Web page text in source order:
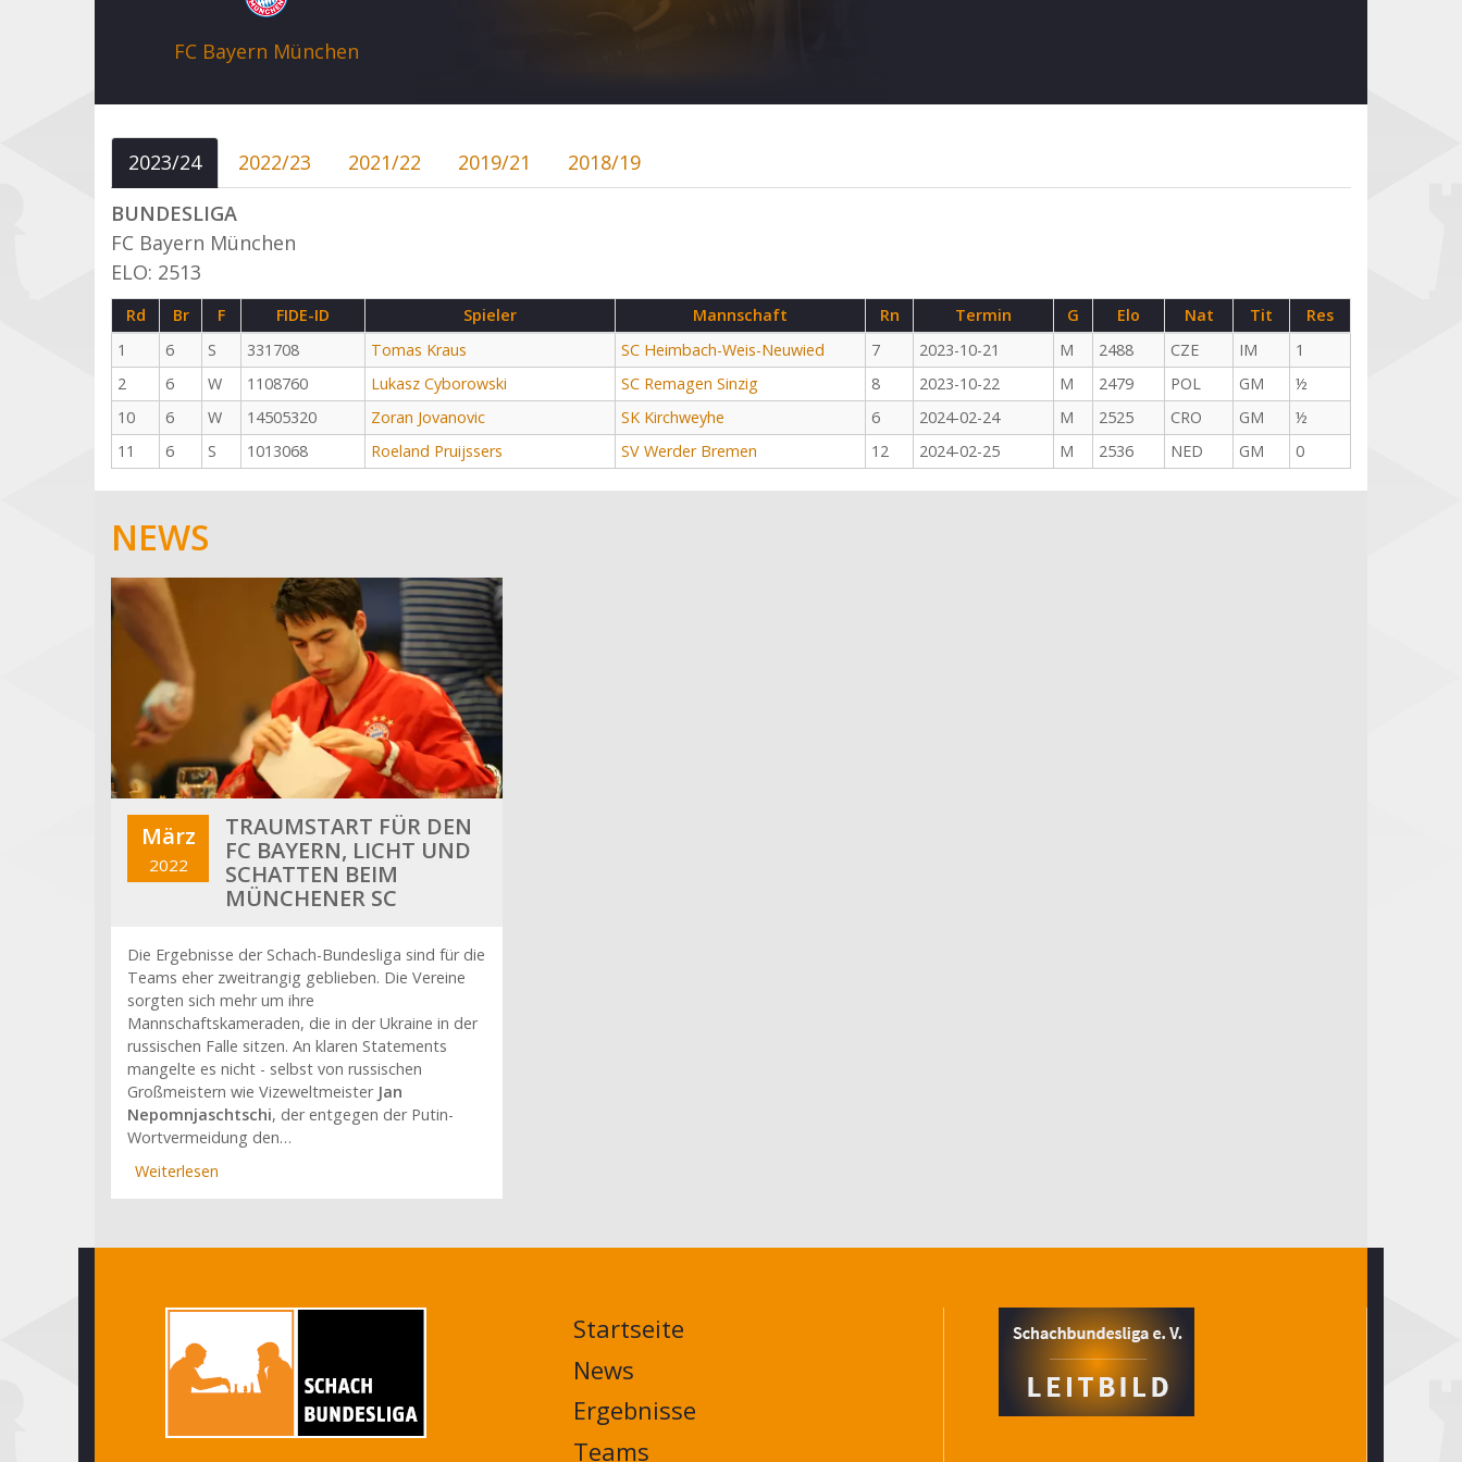
FC Bayern München
2023/24 2022/23 2021/22 2019/21
2018/19
BUNDESLIGA
FC Bayern München
ELO: 2513
Rd Br F FIDE-ID Spieler Mannschaft Rn Termin G Elo Nat Tit
Res
1
6 S 331708 Tomas Kraus SC Heimbach-Weis-Neuwied 7 2023-10-21 M 2488 CZE IM
1
2
6 W 1108760 Lukasz Cyborowski SC Remagen Sinzig 8 2023-10-22 M 2479 POL GM
½
10
6 W 14505320 Zoran Jovanovic SK Kirchweyhe 6 2024-02-24 M 2525 CRO GM
½
11
6 S 1013068 Roeland Pruijssers SV Werder Bremen 12 2024-02-25 M 2536 NED GM 0
NEWS
März
2022
TRAUMSTART FÜR DEN
FC BAYERN, LICHT UND
SCHATTEN BEIM
MÜNCHENER SC
Die Ergebnisse der Schach-Bundesliga sind für die
Teams eher zweitrangig geblieben. Die Vereine
sorgten sich mehr um ihre
Mannschaftskameraden, die in der Ukraine in der
russischen Falle sitzen. An klaren Statements
mangelte es nicht - selbst von russischen
Großmeistern wie Vizeweltmeister Jan
Nepomnjaschtschi, der entgegen der Putin-
Wortvermeidung den…
Weiterlesen
Licht
Schatten
beim
Münchener
MAIN
NAVIGATION
FOOTER
Startseite
News
Ergebnisse
Teams